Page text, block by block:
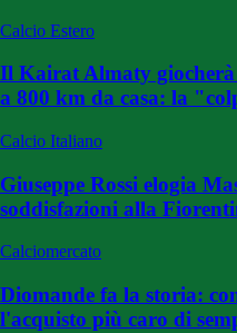
Calcio Estero
Il Kairat Almaty
a 800 km da casa: la
Calcio Italiano
Giuseppe Rossi elogia
soddisfazioni alla
Calciomercato
Diomande fa la storia:
l'acquisto più caro di